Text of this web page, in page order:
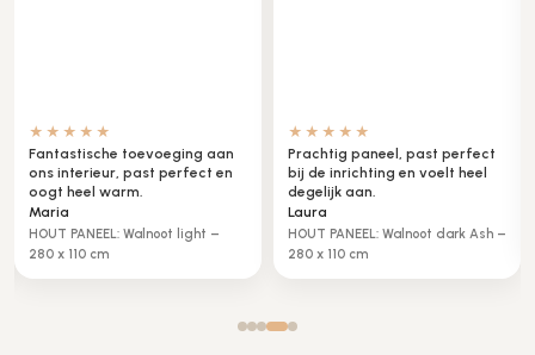
★★★★☆
Zeer tevreden, mooie luxe
uitstraling in onze zaak.
Peter
METAAL PANEEL messing brons –
280 x 110cm
★★★★★
Het is net een echte spiegel,
werkt perfect in onze hal.
Klaas
Metaal spiegel glans – 280 x
110cm